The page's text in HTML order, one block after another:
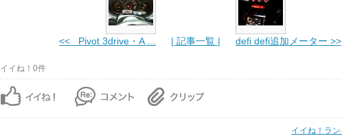
<< Pivot 3drive・A ... | 記事一覧 | defi defi追加メーター >>
イイね！0件
イイね！ラ